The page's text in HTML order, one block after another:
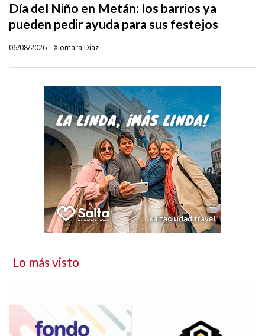
Día del Niño en Metán: los barrios ya
pueden pedir ayuda para sus festejos
Xiomara Díaz
06/08/2026
Lo más visto